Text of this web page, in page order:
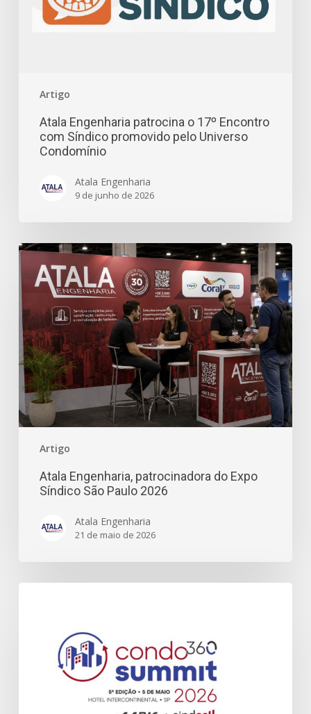
Artigo
Atala Engenharia patrocina o 17º Encontro
com Síndico promovido pelo Universo
Condomínio
Atala Engenharia
9 de junho de 2026
Artigo
Atala Engenharia, patrocinadora do Expo
Síndico São Paulo 2026
Atala Engenharia
21 de maio de 2026